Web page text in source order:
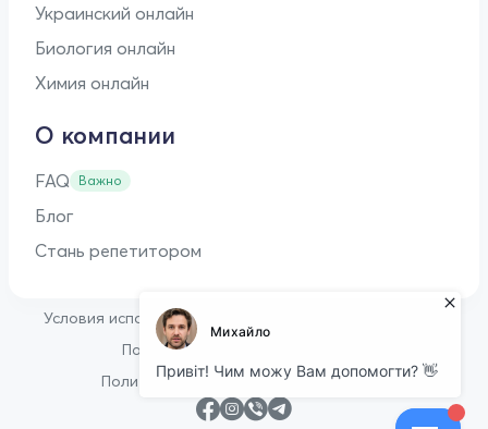
Украинский онлайн
Биология онлайн
Химия онлайн
О компании
FAQ Важно
Блог
Стань репетитором
Условия использования
Политика конфиденциальности
Политика в отношении файлов cookie